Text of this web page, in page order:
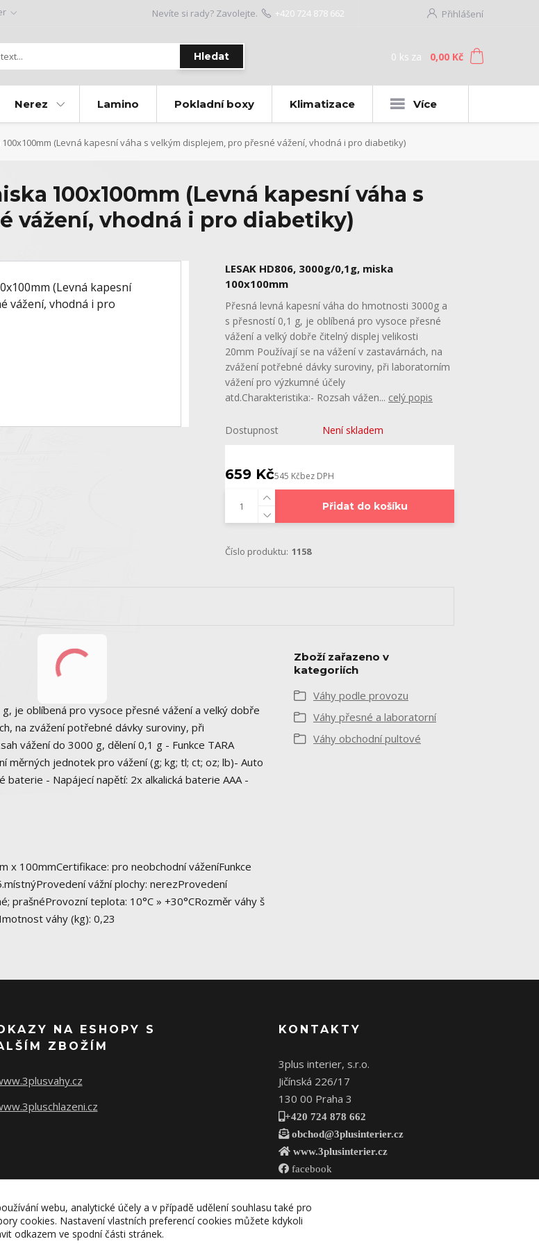
Přihlášení
Hledat
Nevíte si rady? Zavolejte. +420 724 878 662
0 ks za 0,00 Kč
Nerez Lamino Pokladní boxy Klimatizace Více
100x100mm (Levná kapesní váha s velkým displejem, pro přesné vážení, vhodná i pro diabetiky)
100x100mm (Levná kapesní váha s
vážení, vhodná i pro diabetiky)
LESAK HD806, 3000g/0,1g, miska
100x100mm
Přesná levná kapesní váha do hmotnosti 3000g a
s přesností 0,1 g, je oblíbená pro vysoce přesné
vážení a velký dobře čitelný displej velikosti
20mm Používají se na vážení v zastavárnách, na
zvážení potřebné dávky suroviny, při laboratorním
vážení pro výzkumné účely
atd.Charakteristika:- Rozsah vážen... celý popis
Dostupnost Není skladem
659 Kč545 Kčbez DPH
Přidat do košíku
Číslo produktu: 1158
je oblíbená pro vysoce přesné vážení a velký dobře
na zvážení potřebné dávky suroviny, při
vážení do 3000 g, dělení 0,1 g - Funkce TARA
jednotek pro vážení (g; kg; tl; ct; oz; lb)- Auto
- Napájecí napětí: 2x alkalická baterie AAA -
x 100mmCertifikace: pro neobchodní váženíFunkce
vážní plochy: nerezProvedení
prašnéProvozní teplota: 10°C » +30°CRozměr váhy š
váhy (kg): 0,23
Zboží zařazeno v
kategoriích
Váhy podle provozu
Váhy přesné a laboratorní
Váhy obchodní pultové
NA ESHOPY S
ZBOŽÍM
KONTAKTY
3plus interier, s.r.o.
Jičínská 226/17
130 00 Praha 3
+420 724 878 662
obchod@3plusinterier.cz
www.3plusinterier.cz
facebook
webu, analytické účely a v případě udělení souhlasu také pro
cookies. Nastavení vlastních preferencí cookies můžete kdykoli
odkazem ve spodní části stránek.